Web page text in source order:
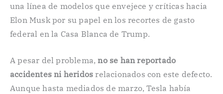
una línea de modelos que envejece y críticas hacia
Elon Musk por su papel en los recortes de gasto
federal en la Casa Blanca de Trump.
A pesar del problema,no se han reportado
accidentes ni heridos relacionados con este defecto.
Aunque hasta mediados de marzo, Tesla había